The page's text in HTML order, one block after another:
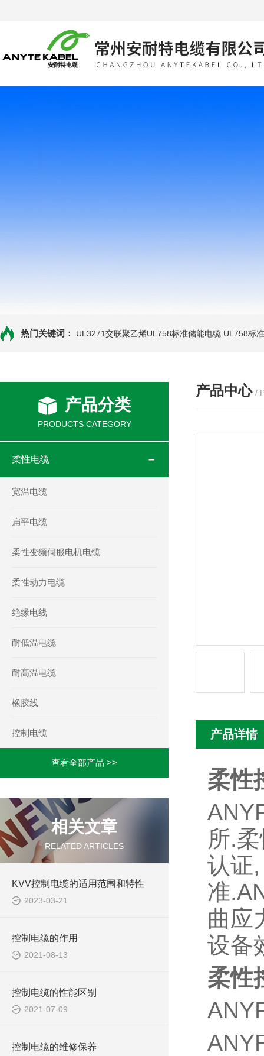
热门关键词： UL3271交联聚乙烯UL758标准储能电缆 UL758标
产品分类
PRODUCTS CATEGORY
柔性电缆
宽温电缆
扁平电缆
柔性变频伺服电机电缆
柔性动力电缆
绝缘电线
耐低温电缆
耐高温电缆
橡胶线
控制电缆
查看全部产品 >>
相关文章
RELATED ARTICLES
KVV控制电缆的适用范围和特性
2023-03-21
控制电缆的作用
2021-08-13
控制电缆的性能区别
2021-07-09
控制电缆的维修保养
产品中心 /
产品详情
柔性
所.
认证
准
曲应
设备
柔性